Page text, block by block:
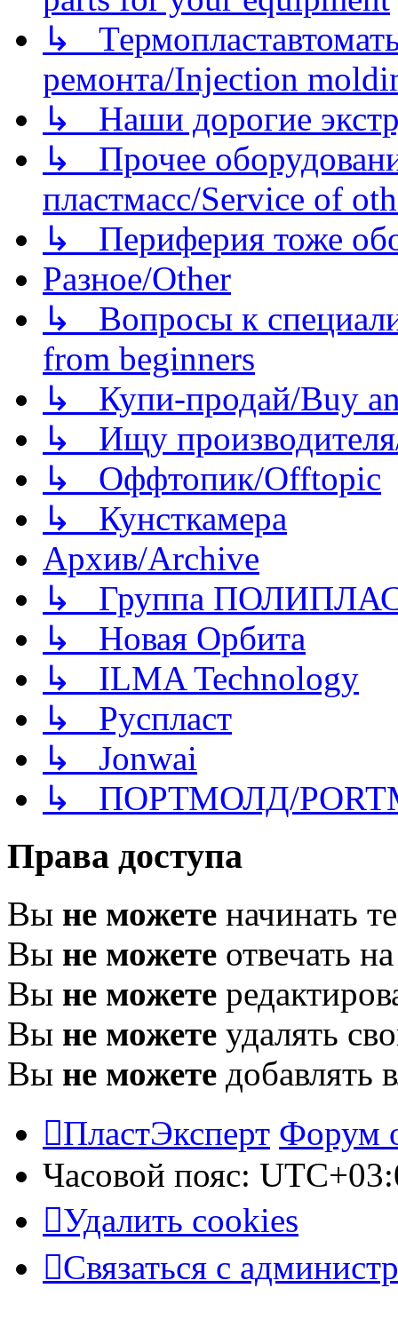
↳
ремонта/Injection
↳ Наши дорогие
↳ Прочее
пластмасс/Service of
↳ Периферия тоже
Разное/Other
↳ Вопросы к
from beginners
↳ Купи-продай/Buy
↳ Ищу
↳ Оффтопик/Offtopic
↳ Кунсткамера
Архив/Archive
↳ Группа
↳ Новая Орбита
↳ ILMA Technology
↳ Руспласт
↳ Jonwai
↳ ПОРТМОЛД/
Права доступа
Вы не можете начинать
Вы не можете отвечать
Вы не можете
Вы не можете удалять
Вы не можете добавлять
ПластЭксперт Форум
Часовой пояс:
Удалить cookies
Связаться с